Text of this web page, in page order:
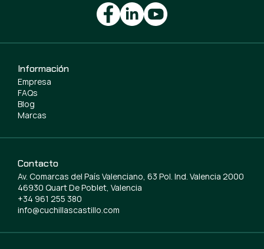
Información
Empresa
FAQs
Blog
Marcas
Contacto
Av. Comarcas del País Valenciano, 63 Pol. Ind. Valencia 2000
46930 Quart De Poblet, Valencia
+34 961 255 380
info@cuchillascastillo.com